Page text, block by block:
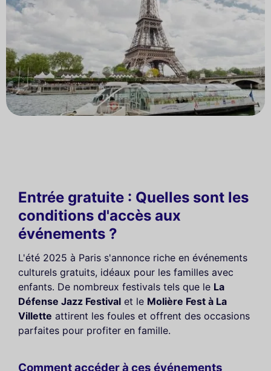
Entrée gratuite : Quelles sont les
conditions d'accès aux
événements ?
L'été 2025 à Paris s'annonce riche en événements
culturels gratuits, idéaux pour les familles avec
enfants. De nombreux festivals tels que le La
Défense Jazz Festival et le Molière Fest à La
Villette attirent les foules et offrent des occasions
parfaites pour profiter en famille.
Comment accéder à ces événements